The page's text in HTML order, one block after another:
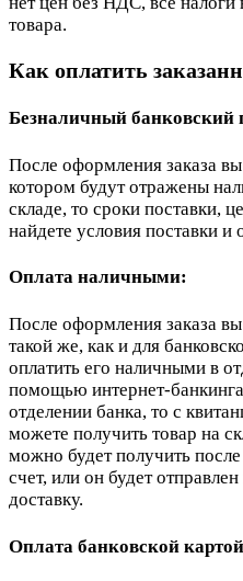
товара.
Как оплатить
Безналичный банковский
После оформления заказа
котором будут отражены
складе, то сроки поставки,
найдете условия поставки и
Оплата наличными:
После оформления заказа
такой же, как и для
оплатить его наличными в
помощью интернет-
отделении банка, то с
можете получить товар на
можно будет получить
счет, или он будет
доставку.
Оплата банковской